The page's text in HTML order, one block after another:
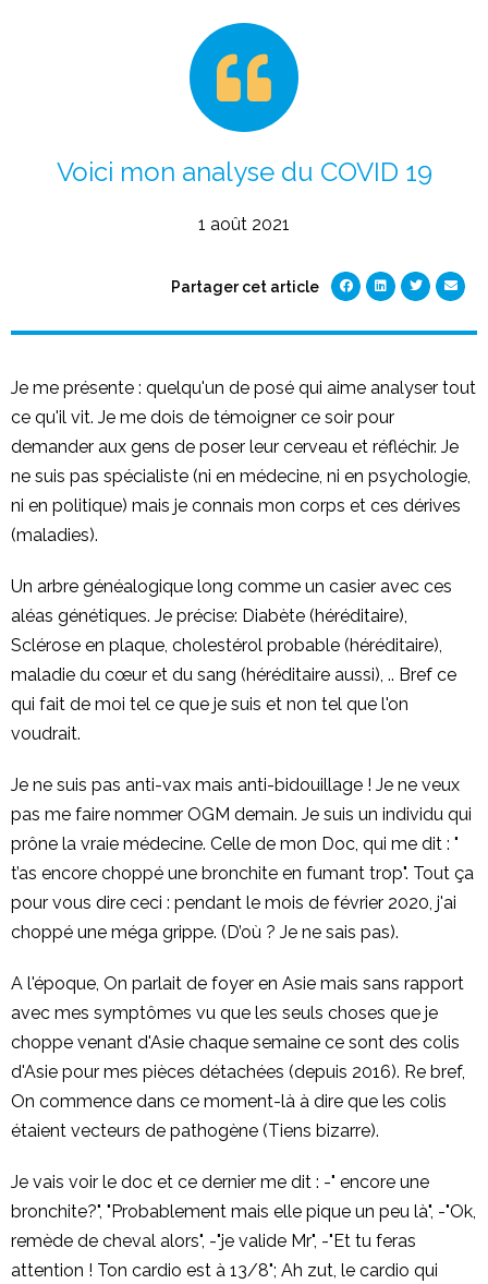
Voici mon analyse du COVID 19
1 août 2021
Partager cet article
Je me présente : quelqu'un de posé qui aime analyser tout
ce qu'il vit. Je me dois de témoigner ce soir pour
demander aux gens de poser leur cerveau et réfléchir. Je
ne suis pas spécialiste (ni en médecine, ni en psychologie,
ni en politique) mais je connais mon corps et ces dérives
(maladies).
Un arbre généalogique long comme un casier avec ces
aléas génétiques. Je précise: Diabète (héréditaire),
Sclérose en plaque, cholestérol probable (héréditaire),
maladie du cœur et du sang (héréditaire aussi), .. Bref ce
qui fait de moi tel ce que je suis et non tel que l'on
voudrait.
Je ne suis pas anti-vax mais anti-bidouillage ! Je ne veux
pas me faire nommer OGM demain. Je suis un individu qui
prône la vraie médecine. Celle de mon Doc, qui me dit : "
t’as encore choppé une bronchite en fumant trop". Tout ça
pour vous dire ceci : pendant le mois de février 2020, j'ai
choppé une méga grippe. (D’où ? Je ne sais pas).
A l'époque, On parlait de foyer en Asie mais sans rapport
avec mes symptômes vu que les seuls choses que je
choppe venant d'Asie chaque semaine ce sont des colis
d'Asie pour mes pièces détachées (depuis 2016). Re bref,
On commence dans ce moment-là à dire que les colis
étaient vecteurs de pathogène (Tiens bizarre).
Je vais voir le doc et ce dernier me dit : -" encore une
bronchite?", "Probablement mais elle pique un peu là", -"Ok,
remède de cheval alors", -"je valide Mr", -"Et tu feras
attention ! Ton cardio est à 13/8"; Ah zut, le cardio qui